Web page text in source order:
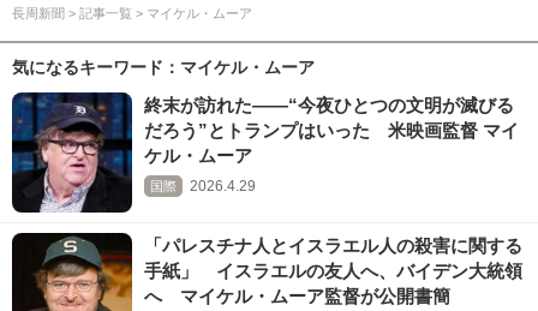
長周新聞 > 記事一覧 > マイケル・ムーア
気になるキーワード：マイケル・ムーア
終末が訪れた――“今夜ひとつの文明が滅びる
だろう”とトランプはいった 米映画監督 マイ
ケル・ムーア
国際 2026.4.29
「パレスチナ人とイスラエル人の殺害に関する
手紙」 イスラエルの友人へ、バイデン大統領
へ マイケル・ムーア監督が公開書簡